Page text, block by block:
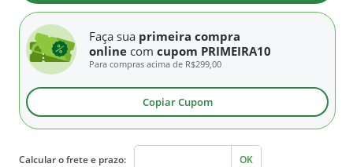
Faça sua primeira compra
online com cupom PRIMEIRA10
Para compras acima de R$299,00
Copiar Cupom
Calcular o frete e prazo: OK